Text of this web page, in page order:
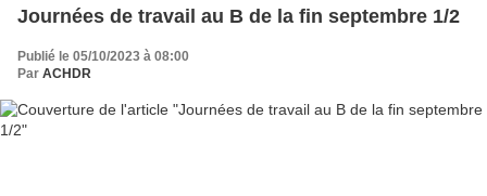
Journées de travail au B de la fin septembre 1/2
Publié le 05/10/2023 à 08:00
Par ACHDR